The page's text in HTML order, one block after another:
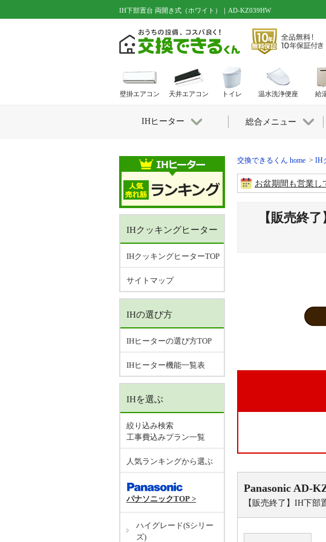
IH下部置台 両開き式（ホワイト）｜AD-KZ039HW
交換できるくん home IH
お盆期間も営業し
【販売終
Panasonic AD-
【販売終了】IH下
IHクッキングヒーター
IHクッキングヒーターTOP
サイトマップ
IHの選び方
IHヒーターの選び方TOP
IHヒーター機能一覧表
IHを選ぶ
絞り込み検索
工事費込みプラン一覧
人気ランキングから選ぶ
パナソニックTOP >
ハイグレード(Sシリー
ズ)
壁掛エアコン 天井エアコン トイレ 温水洗浄便座 給
IHヒーター 総合メニュー